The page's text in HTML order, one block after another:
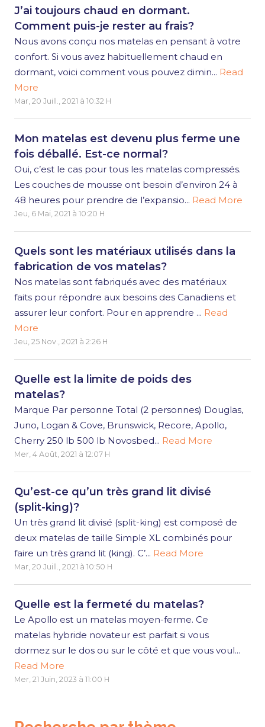
J’ai toujours chaud en dormant.
Comment puis-je rester au frais?
Nous avons conçu nos matelas en pensant à votre
confort. Si vous avez habituellement chaud en
dormant, voici comment vous pouvez dimin... Read
More
Mar, 20 Juill., 2021 à 10:32 H
Mon matelas est devenu plus ferme une
fois déballé. Est-ce normal?
Oui, c’est le cas pour tous les matelas compressés.
Les couches de mousse ont besoin d’environ 24 à
48 heures pour prendre de l’expansio... Read More
Jeu, 6 Mai, 2021 à 10:20 H
Quels sont les matériaux utilisés dans la
fabrication de vos matelas?
Nos matelas sont fabriqués avec des matériaux
faits pour répondre aux besoins des Canadiens et
assurer leur confort. Pour en apprendre ... Read
More
Jeu, 25 Nov., 2021 à 2:26 H
Quelle est la limite de poids des
matelas?
Marque Par personne Total (2 personnes) Douglas,
Juno, Logan & Cove, Brunswick, Recore, Apollo,
Cherry 250 lb 500 lb Novosbed... Read More
Mer, 4 Août, 2021 à 12:07 H
Qu’est-ce qu’un très grand lit divisé
(split-king)?
Un très grand lit divisé (split-king) est composé de
deux matelas de taille Simple XL combinés pour
faire un très grand lit (king). C’... Read More
Mar, 20 Juill., 2021 à 10:50 H
Quelle est la fermeté du matelas?
Le Apollo est un matelas moyen-ferme. Ce
matelas hybride novateur est parfait si vous
dormez sur le dos ou sur le côté et que vous voul...
Read More
Mer, 21 Juin, 2023 à 11:00 H